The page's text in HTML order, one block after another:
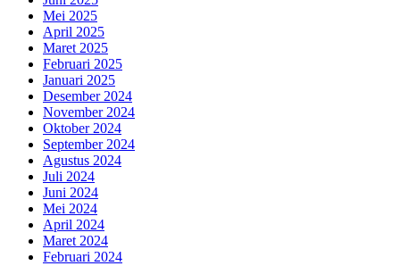
Mei 2025
April 2025
Maret 2025
Februari 2025
Januari 2025
Desember 2024
November 2024
Oktober 2024
September 2024
Agustus 2024
Juli 2024
Juni 2024
Mei 2024
April 2024
Maret 2024
Februari 2024